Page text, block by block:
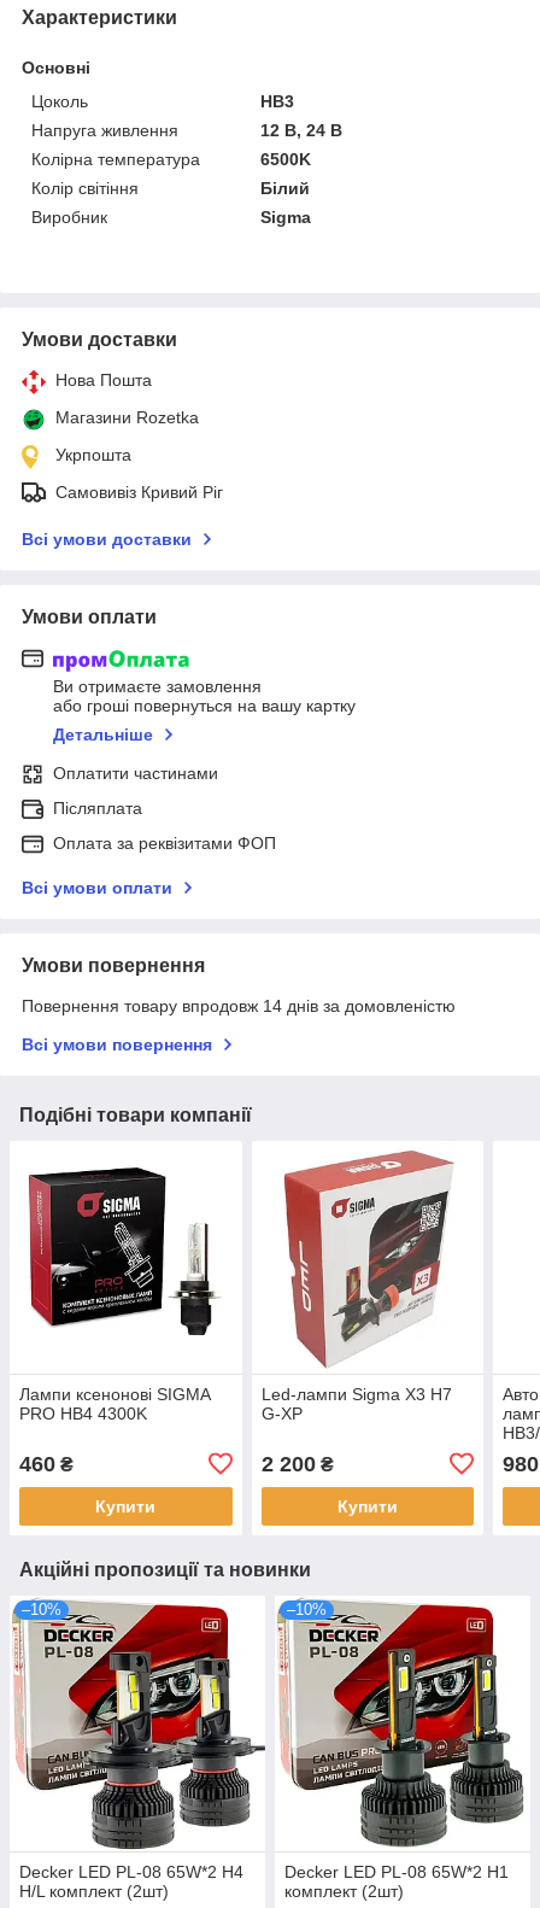
Характеристики
Основні
Цоколь
HB3
Напруга живлення
12 В, 24 В
Колірна температура
6500K
Колір світіння
Білий
Виробник
Sigma
Умови доставки
Нова Пошта
Магазини Rozetka
Укрпошта
Самовивіз Кривий Ріг
Всі умови доставки
Умови оплати
Ви отримаєте замовлення
або гроші повернуться на вашу картку
Детальніше
Оплатити частинами
Післяплата
Оплата за реквізитами ФОП
Всі умови оплати
Умови повернення
Повернення товару впродовж 14 днів за домовленістю
Всі умови повернення
Подібні товари компанії
Лампи ксенонові SIGMA
PRO HB4 4300K
460 ₴
Купити
Led-лампи Sigma X3 H7
G-XP
2 200₴
Купити
980
Акційні пропозиції та новинки
–10%
Decker LED PL-08 65W*2 H4
H/L комплект (2шт)
–10%
Decker LED PL-08 65W*2 H1
комплект (2шт)